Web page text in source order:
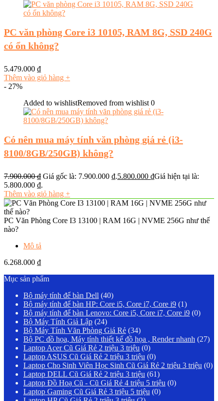
PC văn phòng Core i3 10105, RAM 8G, SSD 240G
có ổn không?
5.479.000 ₫
Thêm vào giỏ hàng +
- 27%
Added to wishlistRemoved from wishlist 0
Có nên mua máy tính văn phòng giá rẻ (i3-
8100/8GB/250GB) không?
7.900.000₫ Giá gốc là: 7.900.000 ₫.5.800.000 ₫Giá hiện tại là:
5.800.000 ₫.
Thêm vào giỏ hàng +
PC Văn Phòng Core I3 13100 | RAM 16G | NVME 256G như thế
nào?
Mô tả
6.268.000 ₫
Mục sản phẩm
Bộ máy tính để bàn Dell (40)
Bộ máy tính để bàn HP: Core i5, Core i7, Core i9 (1)
Bộ máy tính để bàn Lenovo: Core i5, Core i7, Core i9 (0)
Bộ Máy Tính Giả Lập (24)
Bộ Máy Tính Văn Phòng Giá Rẻ (34)
Bộ PC đồ họa, Máy tính thiết kế đồ họa , Render nhanh (27)
Laptop Acer Cũ Giá Rẻ 2 triệu 3 triệu (0)
Laptop ASUS Cũ Giá Rẻ 2 triệu 3 triệu (0)
Laptop Cho Sinh Viên Học Sinh Cũ Giá Rẻ 2 triệu 3 triệu (0)
Laptop DELL Cũ Giá Rẻ 2 triệu 3 triệu (61)
Laptop Đồ Hoạ Cũ - Cũ Giá Rẻ 4 triệu 5 triệu (0)
Laptop Gaming Cũ Giá Rẻ 3 triệu 5 triệu (0)